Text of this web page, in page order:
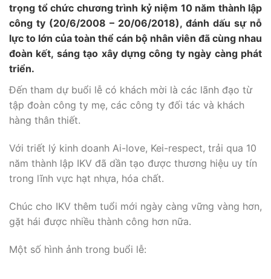
trọng tổ chức chương trình kỷ niệm 10 năm thành lập
công ty (20/6/2008 – 20/06/2018), đánh dấu sự nỗ
lực to lớn của toàn thể cán bộ nhân viên đã cùng nhau
đoàn kết, sáng tạo xây dựng công ty ngày càng phát
triển.
Đến tham dự buổi lễ có khách mời là các lãnh đạo từ
tập đoàn công ty mẹ, các công ty đối tác và khách
hàng thân thiết.
Với triết lý kinh doanh Ai-love, Kei-respect, trải qua 10
năm thành lập IKV đã dần tạo được thương hiệu uy tín
trong lĩnh vực hạt nhựa, hóa chất.
Chúc cho IKV thêm tuổi mới ngày càng vững vàng hơn,
gặt hái được nhiều thành công hơn nữa.
Một số hình ảnh trong buổi lễ: